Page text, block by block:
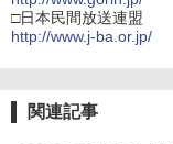
□日本民間放送連盟
http://www.j-ba.or.jp/
関連記事